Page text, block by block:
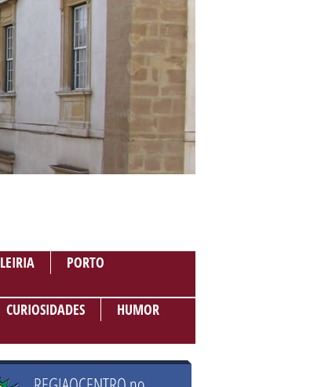
LEIRIA
PORTO
CURIOSIDADES
HUMOR